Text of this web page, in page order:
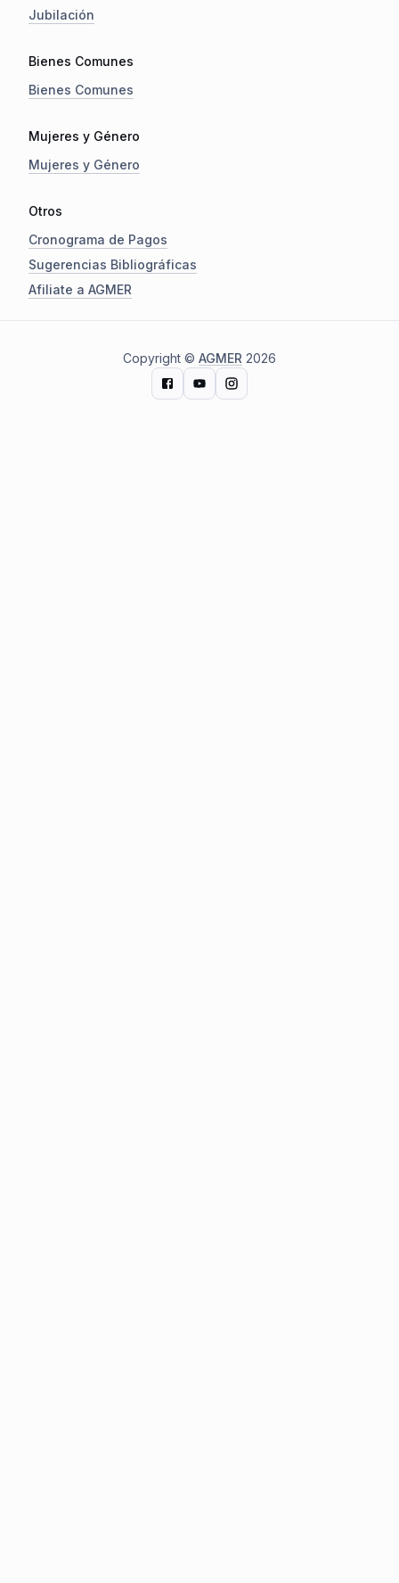
Jubilación
Bienes Comunes
Bienes Comunes
Mujeres y Género
Mujeres y Género
Otros
Cronograma de Pagos
Sugerencias Bibliográficas
Afiliate a AGMER
Copyright © AGMER 2026